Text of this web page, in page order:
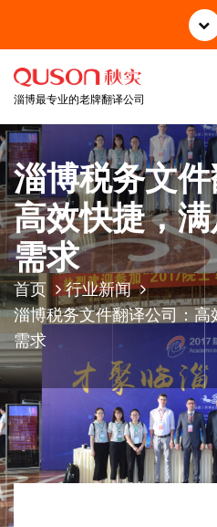
正
淄博最专业的老牌翻译公司
淄博税务文
高效快捷，
需求
首页
行业新闻
淄博税务文件翻译公司：
需求